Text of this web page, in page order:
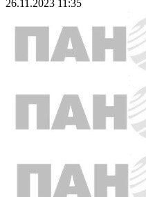
26.11.2023 11:35